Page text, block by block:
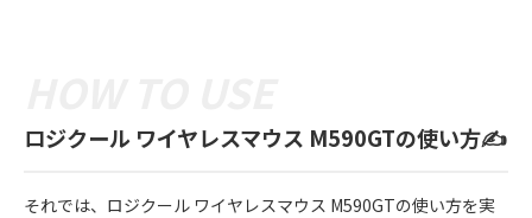
ロジクール ワイヤレスマウス M590GTの使い方✍️
それでは、ロジクール ワイヤレスマウス M590GTの使い方を実